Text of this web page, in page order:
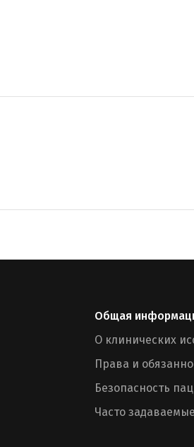
Общая
О клинических
Права и
Безопасность
Часто